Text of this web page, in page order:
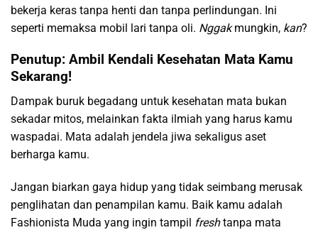
bekerja keras tanpa henti dan tanpa perlindungan. Ini
seperti memaksa mobil lari tanpa oli. Nggakmungkin, kan?
Penutup: Ambil Kendali Kesehatan Mata Kamu
Sekarang!
Dampak buruk begadang untuk kesehatan mata bukan
sekadar mitos, melainkan fakta ilmiah yang harus kamu
waspadai. Mata adalah jendela jiwa sekaligus aset
berharga kamu.
Jangan biarkan gaya hidup yang tidak seimbang merusak
penglihatan dan penampilan kamu. Baik kamu adalah
Fashionista Muda yang ingin tampil freshtanpa mata